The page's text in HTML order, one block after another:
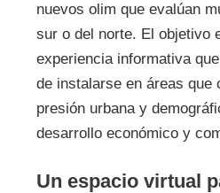
nuevos olim que evalúan
sur o del norte. El objetivo
experiencia informativa
de instalarse en áreas que
presión urbana y
desarrollo económico y
Un espacio virtual